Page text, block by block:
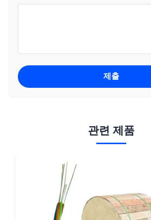
제출
관련 제품